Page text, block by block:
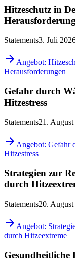
Hitzeschutz in
Statements3. Juli
Angebot:
Herausforderungen
Gefahr durch
Hitzestress
Statements21.
Angebot: Gefahr
Hitzestress
Strategien zur
durch
Statements20. August
Angebot:
durch Hitzeextreme
Gesundheitliche